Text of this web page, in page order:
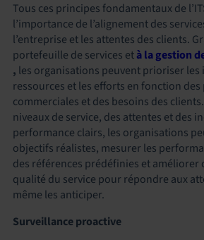
Tous ces principes fondamentaux de
l’importance de l’alignement des
l’entreprise et les attentes des clients.
portefeuille de services età la gestion
, les organisations peuvent prioriser les
ressources et les efforts en fonction
commerciales et des besoins des
niveaux de service, des attentes et des
performance clairs, les organisations
objectifs réalistes, mesurer les
des références prédéfinies et
qualité du service pour répondre aux
même les anticiper.
Surveillance proactive